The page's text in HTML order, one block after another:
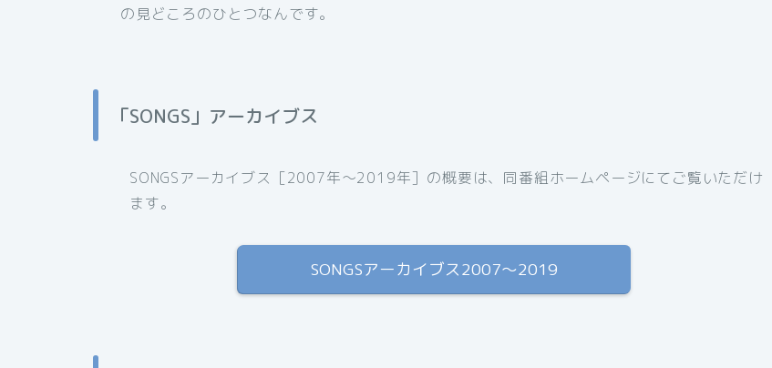
の見どころのひとつなんです。
「SONGS」アーカイブス
SONGSアーカイブス［2007年〜2019年］の概要は、同番組ホームページにてご覧いただけ
ます。
SONGSアーカイブス2007〜2019